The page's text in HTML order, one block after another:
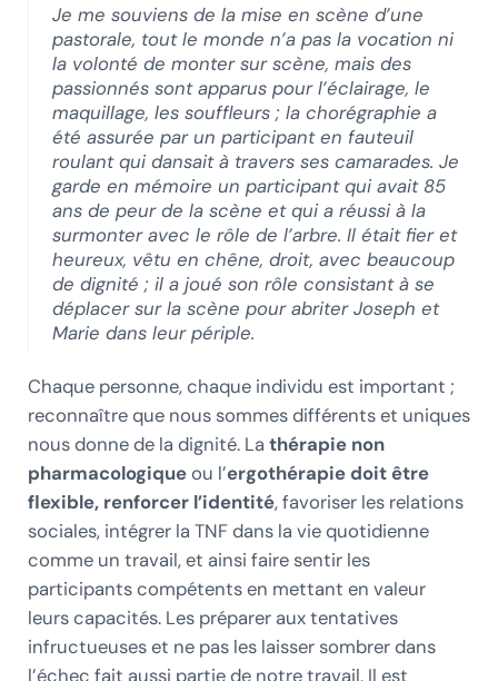
Je me souviens de la mise en scène d’une
pastorale, tout le monde n’a pas la vocation ni
la volonté de monter sur scène, mais des
passionnés sont apparus pour l’éclairage, le
maquillage, les souffleurs ; la chorégraphie a
été assurée par un participant en fauteuil
roulant qui dansait à travers ses camarades. Je
garde en mémoire un participant qui avait 85
ans de peur de la scène et qui a réussi à la
surmonter avec le rôle de l’arbre. Il était fier et
heureux, vêtu en chêne, droit, avec beaucoup
de dignité ; il a joué son rôle consistant à se
déplacer sur la scène pour abriter Joseph et
Marie dans leur périple.
Chaque personne, chaque individu est important ;
reconnaître que nous sommes différents et uniques
nous donne de la dignité. La thérapie non
pharmacologiqueou l’ergothérapie doit être
flexible, renforcer l’identité, favoriser les relations
sociales, intégrer la TNF dans la vie quotidienne
comme un travail, et ainsi faire sentir les
participants compétents en mettant en valeur
leurs capacités. Les préparer aux tentatives
infructueuses et ne pas les laisser sombrer dans
l’échec fait aussi partie de notre travail. Il est